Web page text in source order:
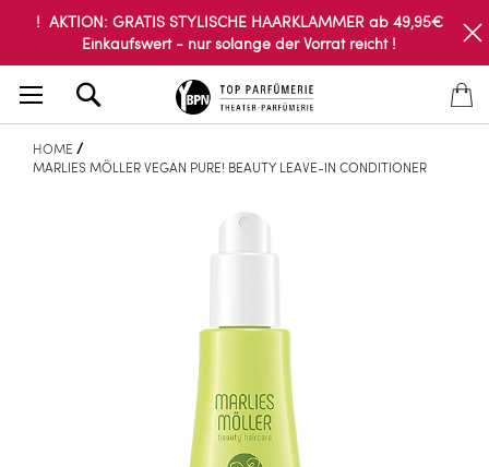
! AKTION: GRATIS STYLISCHE HAARKLAMMER ab 49,95€
Einkaufswert - nur solange der Vorrat reicht !
HOME
MARLIES MÖLLER VEGAN PURE! BEAUTY LEAVE-IN CONDITIONER